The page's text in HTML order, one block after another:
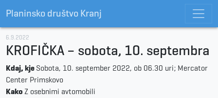
Planinsko društvo Kranj
6.9.2022
KROFIČKA – sobota, 10. septembra
Kdaj, kje Sobota, 10. september 2022, ob 06.30 uri; Mercator
Center Primskovo
Kako Z osebnimi avtomobili